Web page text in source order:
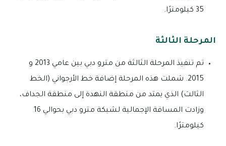
35 كيلومترًا.
المرحلة الثالثة
تم تنفيذ المرحلة الثالثة من مترو دبي بين عامي 2013 و
2015. شملت هذه المرحلة إضافة خط الأرجواني (الخط
الثالث) الذي يمتد من منطقة النهدة إلى منطقة الجداف،
وزادت المسافة الإجمالية لشبكة مترو دبي بحوالي 16
كيلومترًا.